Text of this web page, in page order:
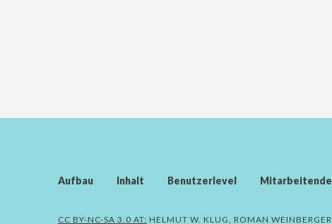
Aufbau Inhalt Benutzerlevel Mitarbeitende
CC BY-NC-SA 3.0 AT: HELMUT W. KLUG, ROMAN WEINBERGER